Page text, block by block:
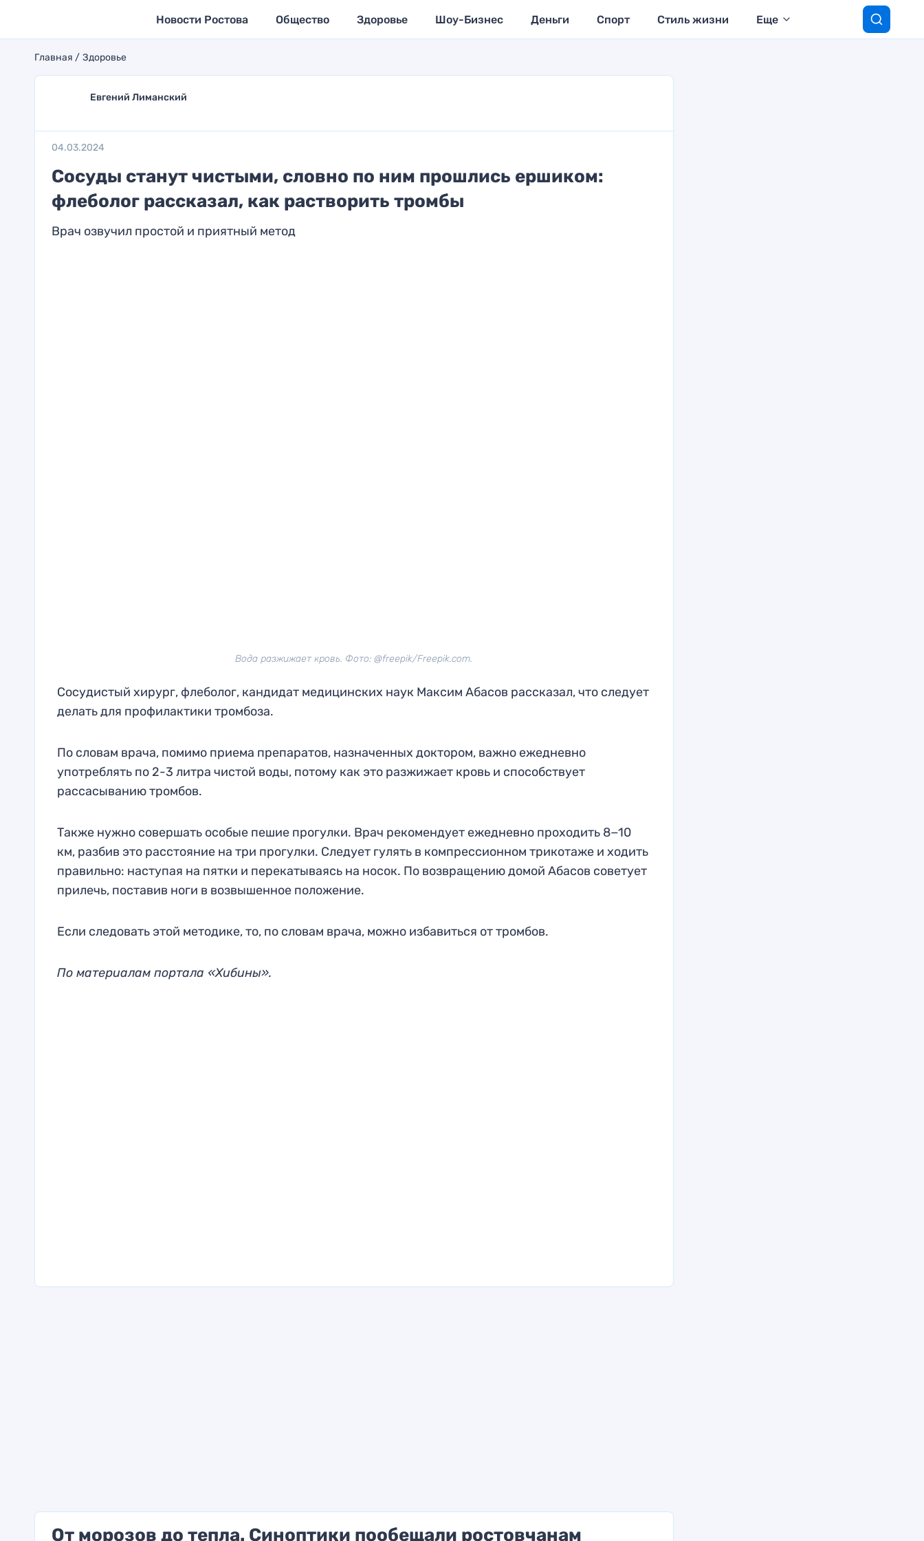
Новости Ростова Общество Здоровье Шоу-Бизнес Деньги Спорт Стиль жизни Еще
Главная Здоровье
Евгений Лиманский
04.03.2024
Сосуды станут чистыми, словно по ним прошлись ершиком:
флеболог рассказал, как растворить тромбы
Врач озвучил простой и приятный метод
Вода разжижает кровь. Фото: @freepik/Freepik.com.
Сосудистый хирург, флеболог, кандидат медицинских наук Максим Абасов рассказал, что следует
делать для профилактики тромбоза.
По словам врача, помимо приема препаратов, назначенных доктором, важно ежедневно
употреблять по 2-3 литра чистой воды, потому как это разжижает кровь и способствует
рассасыванию тромбов.
Также нужно совершать особые пешие прогулки. Врач рекомендует ежедневно проходить 8−10
км, разбив это расстояние на три прогулки. Следует гулять в компрессионном трикотаже и ходить
правильно: наступая на пятки и перекатываясь на носок. По возвращению домой Абасов советует
прилечь, поставив ноги в возвышенное положение.
Если следовать этой методике, то, по словам врача, можно избавиться от тромбов.
По материалам портала «Хибины».
От морозов до тепла. Синоптики пообещали ростовчанам